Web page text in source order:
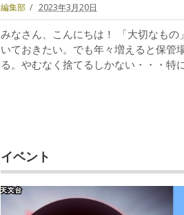
編集部 2023年3月20日
みなさん、こんにちは！ 「大切なもの
いておきたい。でも年々増えると保管
る。やむなく捨てるしかない・・・特
イベント